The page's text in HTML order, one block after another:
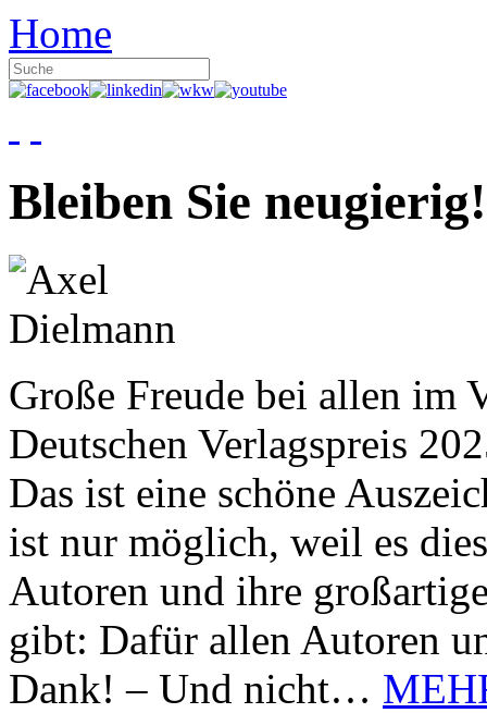
Home
Bleiben Sie neugierig!
Große Freude bei allen im
Deutschen Verlagspreis
Das ist eine schöne
ist nur möglich, weil es
Autoren und ihre
gibt: Dafür allen Autoren
Dank! – Und nicht…